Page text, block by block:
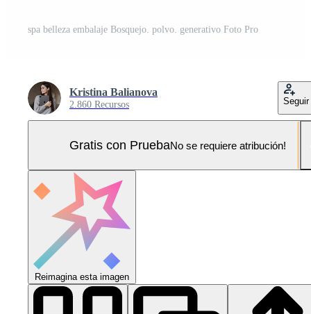
spa belleza embalaje Bosquejo. polvo. generativo Foto Pro
Kristina Balianova
2.860 Recursos Seguir
Gratis con PruebaNo se requiere atribución!
Reimagina esta imagen